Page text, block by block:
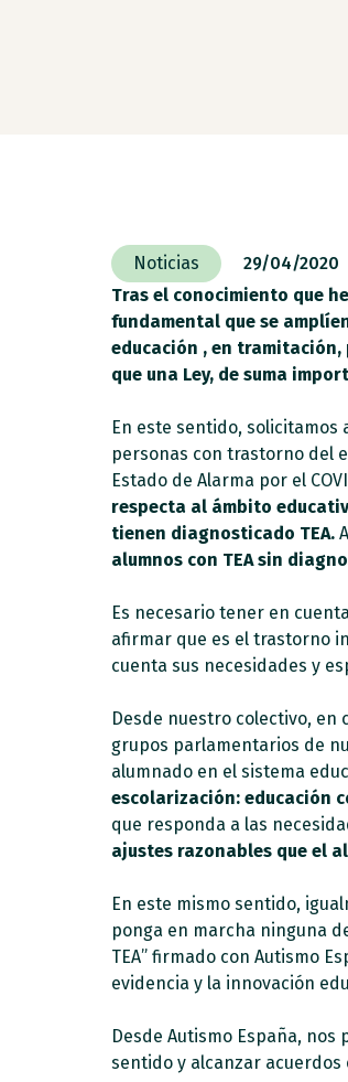
Noticias
29/04/2020
Tras el conocimiento que
fundamental que se
educación , en
que una Ley, de suma
En este sentido,
personas con trastorno del
Estado de Alarma por el
respecta al ámbito
tienen diagnosticado TEA.
alumnos con TEA sin
Es necesario tener en
afirmar que es el trastorno
cuenta sus necesidades y
Desde nuestro colectivo, en
grupos parlamentarios de
alumnado en el sistema
escolarización: educación
que responda a las
ajustes razonables que el
En este mismo sentido,
ponga en marcha ninguna
TEA” firmado con Autismo
evidencia y la innovación
Desde Autismo España,
sentido y alcanzar acuerdos